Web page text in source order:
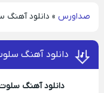
صداورس » دانلود
دانلود آهنگ
دانلود آهنگ